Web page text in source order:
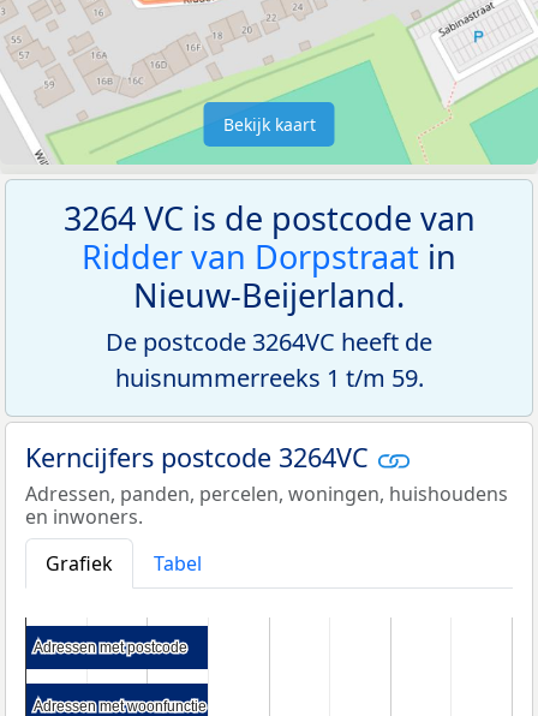
Bekijk kaart
3264 VC is de postcode van
Ridder van Dorpstraat in
Nieuw-Beijerland.
De postcode 3264VC heeft de
huisnummerreeks 1 t/m 59.
Kerncijfers postcode 3264VC
Adressen, panden, percelen, woningen, huishoudens
en inwoners.
Grafiek
Tabel
Adressen met postcode
Adressen met postcode
Adressen met woonfunctie
Adressen met woonfunctie